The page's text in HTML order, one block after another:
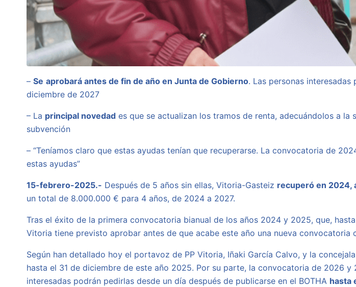
– Se aprobará antes de fin de año en Junta de Gobierno. Las personas interesadas
diciembre de 2027
– La principal novedad es que se actualizan los tramos de renta, adecuándolos a
subvención
– “Teníamos claro que estas ayudas tenían que recuperarse. La convocatoria de
estas ayudas”
15-febrero-2025.- Después de 5 años sin ellas, Vitoria-Gasteiz recuperó en 2024,
un total de 8.000.000 € para 4 años, de 2024 a 2027.
Tras el éxito de la primera convocatoria bianual de los años 2024 y 2025, que,
Vitoria tiene previsto aprobar antes de que acabe este año una nueva convocatoria
Según han detallado hoy el portavoz de PP Vitoria, Iñaki García Calvo, y la
hasta el 31 de diciembre de este año 2025. Por su parte, la convocatoria de 2026
interesadas podrán pedirlas desde un día después de publicarse en el BOTHA hasta